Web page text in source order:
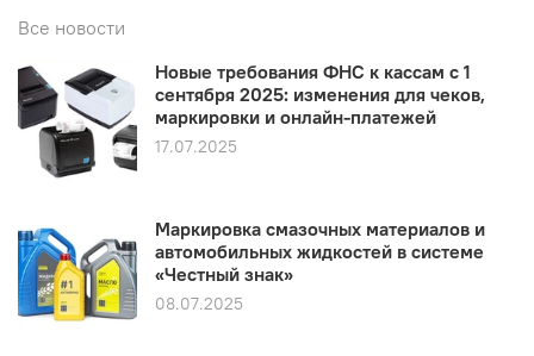
Все новости
Новые требования ФНС к кассам с 1
сентября 2025: изменения для чеков,
маркировки и онлайн-платежей
17.07.2025
Маркировка смазочных материалов и
автомобильных жидкостей в системе
«Честный знак»
08.07.2025